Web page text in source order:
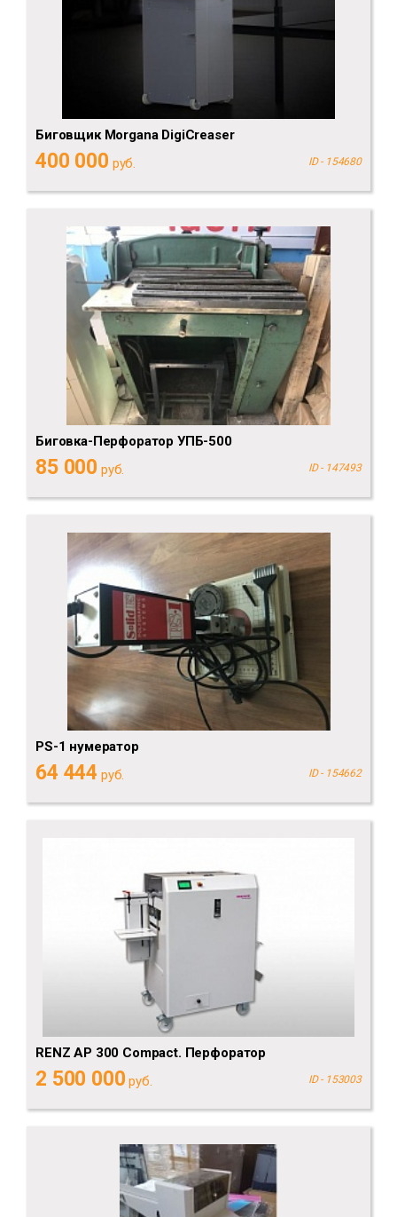
Биговщик Morgana DigiCreaser
400 000 руб. ID - 154680
Биговка-Перфоратор УПБ-500
85 000 руб. ID - 147493
PS-1 нумератор
64 444 руб. ID - 154662
RENZ AP 300 Compact. Перфоратор
2 500 000 руб. ID - 153003